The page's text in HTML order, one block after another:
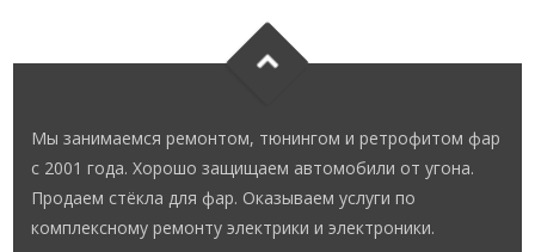
Мы занимаемся ремонтом, тюнингом и ретрофитом фар
с 2001 года. Хорошо защищаем автомобили от угона.
Продаем стёкла для фар. Оказываем услуги по
комплексному ремонту электрики и электроники.